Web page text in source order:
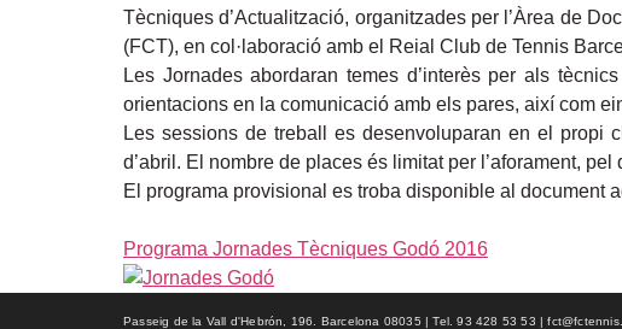
Tècniques d’Actualització, organitzades per l’Àrea de
(FCT), en col·laboració amb el Reial Club de Tennis
Les Jornades abordaran temes d’interès per als
orientacions en la comunicació amb els pares, així com
Les sessions de treball es desenvoluparan en el propi
d’abril. El nombre de places és limitat per l’aforament, pel
El programa provisional es troba disponible al document
Programa Jornades Tècniques Godó 2016
Passeig de la Vall d'Hebrón, 196. Barcelona 08035 | Tel. 93 428 53 53 |